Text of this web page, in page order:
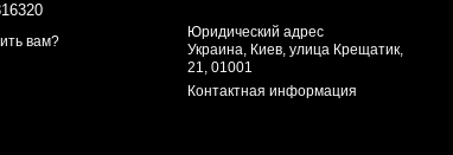
раскрытие на коже. Наши консультанты помогут
вам?
Юридический адрес
Украина, Киев, улица Крещатик,
21, 01001
Контактная информация